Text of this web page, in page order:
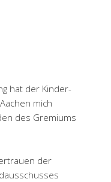
hat der Kinder-
mich
des Gremiums
der